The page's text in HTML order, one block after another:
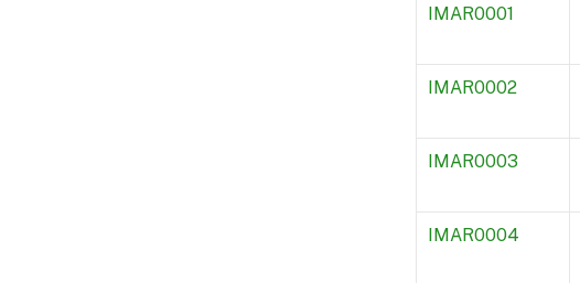
IMAR0001
IMAR0002
IMAR0003
IMAR0004